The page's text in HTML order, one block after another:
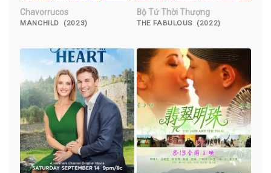
Chavorrucos
MANCHILD (2023)
Bộ Tứ Thời Thượng
THE FABULOUS (2022)